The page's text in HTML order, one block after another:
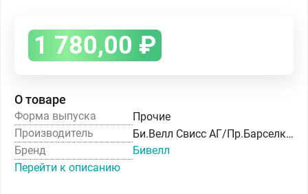
1 780,00 ₽
О товаре
Форма выпуска
Прочие
Производитель
Би.Велл Свисс АГ/Пр.Барселком Текстиль С.А
Бренд
Бивелл
Перейти к описанию